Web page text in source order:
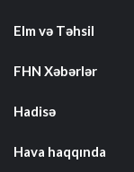
Elm və Təhsil
FHN Xəbərlər
Hadisə
Hava haqqında